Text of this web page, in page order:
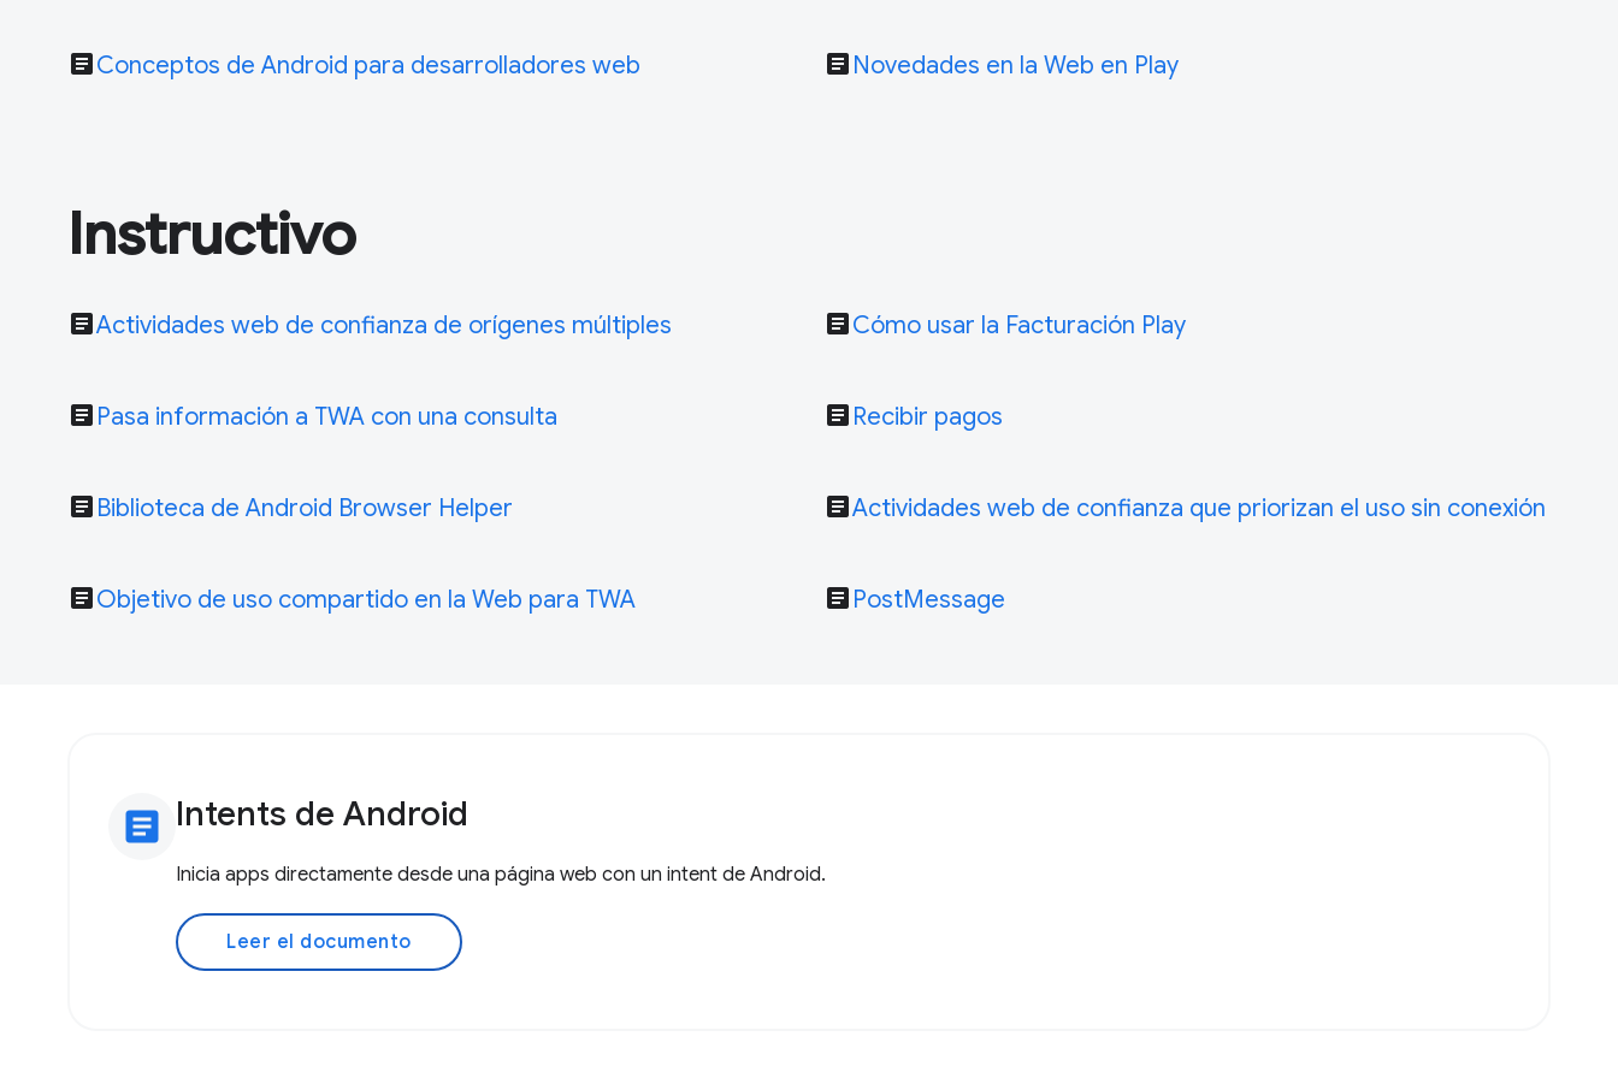
articleConceptos de Android para desarrolladores web article Novedades en la Web en Play
Instructivo
articleActividades web de confianza de orígenes múltiples
article Pasa información a TWA con una consulta
article Biblioteca de Android Browser Helper
articleObjetivo de uso compartido en la Web para TWA
articleCómo usar la Facturación Play
article Recibir pagos
articleActividades web de confianza que priorizan el uso sin conexión
article PostMessage
article Intents de Android
Inicia apps directamente desde una página web con un intent de Android.
Leer el documento